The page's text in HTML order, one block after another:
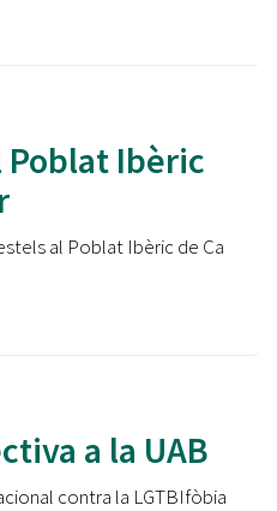
Ibèric
al Poblat Ibèric de Ca
a la UAB
contra la LGTBIfòbia